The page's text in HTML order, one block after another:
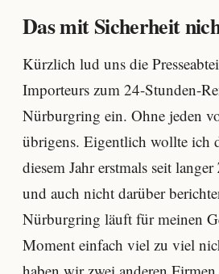
Das mit Sicherheit
Kürzlich lud uns die
Importeurs zum 24-Stunden-
Nürburgring ein. Ohne jeden
übrigens. Eigentlich wollte ich
diesem Jahr erstmals seit
und auch nicht darüber
Nürburgring läuft für meinen
Moment einfach viel zu viel